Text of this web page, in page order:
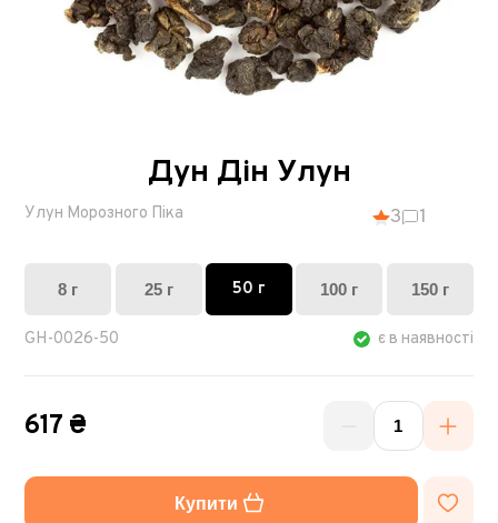
Дун Дін Улун
Улун Морозного Піка 3 1
8 г 25 г 50 г 100 г 150 г
GH-0026-50 є в наявності
617 ₴
Купити